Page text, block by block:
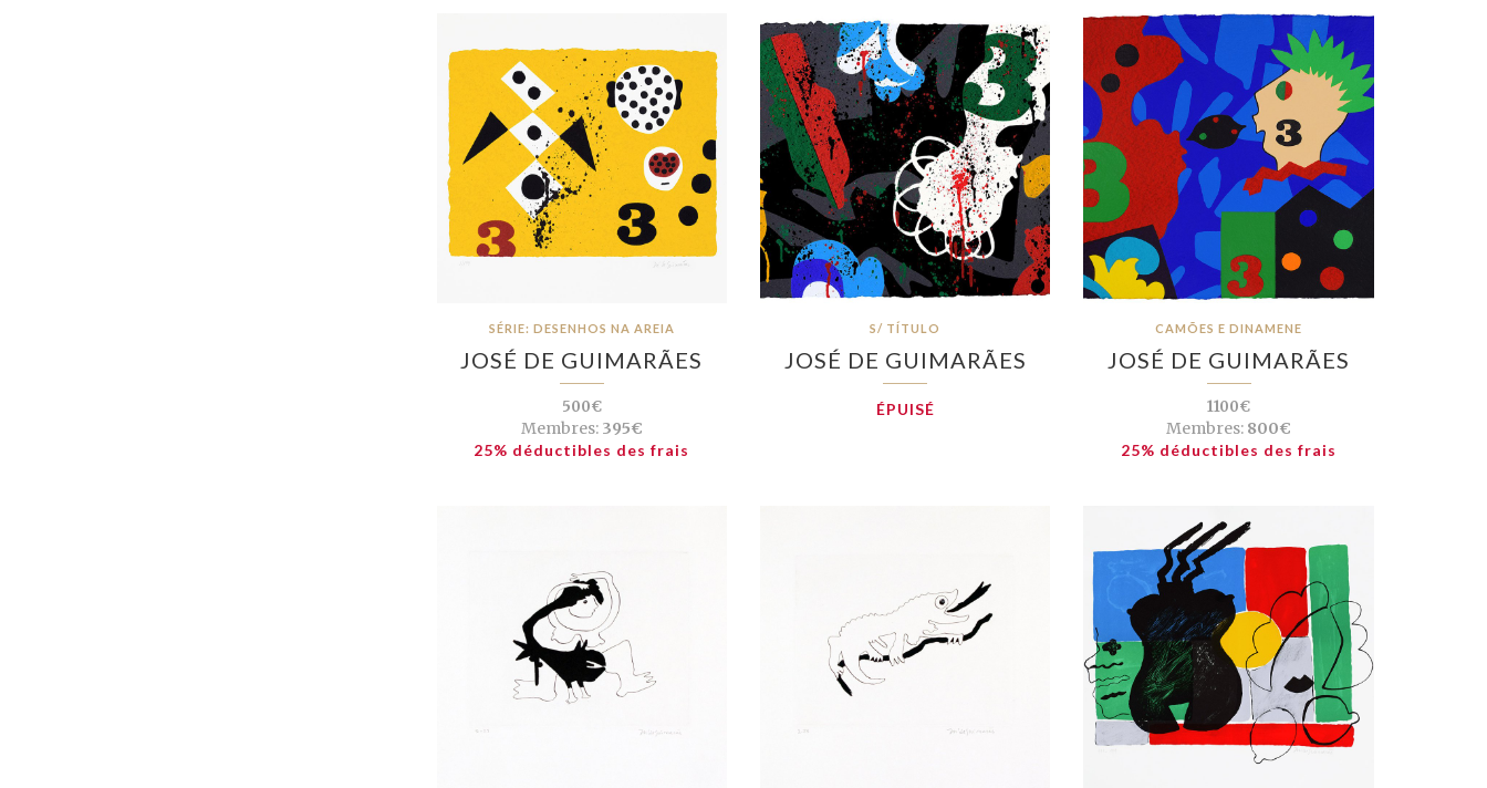
SÉRIE: DESENHOS NA AREIA
JOSÉ DE GUIMARÃES
500€
Membres:395€
25% déductibles des frais
S/ TÍTULO
JOSÉ DE GUIMARÃES
ÉPUISÉ
CAMÕES E DINAMENE
JOSÉ DE GUIMARÃES
1100€
Membres: 800€
25% déductibles des frais